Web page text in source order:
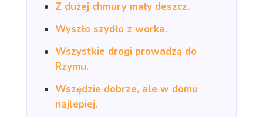
Z dużej chmury mały deszcz.
Wyszło szydło z worka.
Wszystkie drogi prowadzą do
Rzymu.
Wszędzie dobrze, ale w domu
najlepiej.